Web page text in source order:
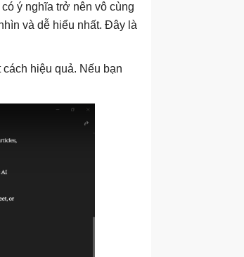
ý nghĩa trở nên vô cùng
và dễ hiểu nhất. Đây là
hiệu quả. Nếu bạn